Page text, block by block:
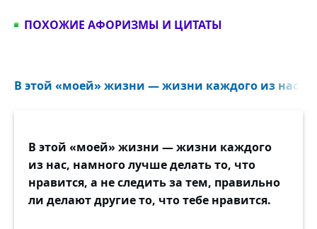
ПОХОЖИЕ АФОРИЗМЫ И ЦИТАТЫ
В этой «моей» жизни — жизни каждого из нас,
В этой «моей» жизни — жизни каждого
из нас, намного лучше делать то, что
нравится, а не следить за тем, правильно
ли делают другие то, что тебе нравится.